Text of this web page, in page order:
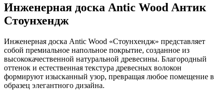
Инженерная доска Antic Wood Антик
Стоунхендж
Инженерная доска Antic Wood «Стоунхендж» представляет
собой премиальное напольное покрытие, созданное из
высококачественной натуральной древесины. Благородный
оттенок и естественная текстура древесных волокон
формируют изысканный узор, превращая любое помещение в
образец элегантного дизайна.